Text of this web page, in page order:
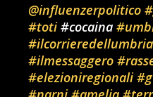
@influenzerpolitico
#toti#cocaina
#ilcorrieredellumbria
#ilmessaggero
#elezioniregionali